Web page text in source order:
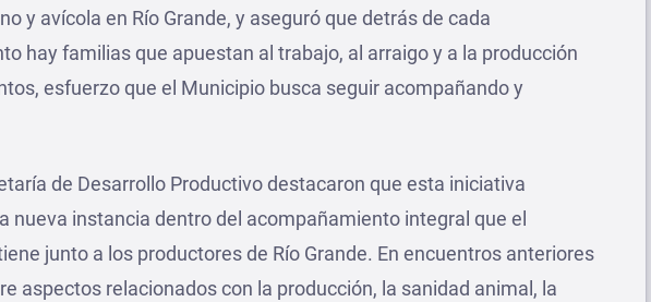
y avícola en Río Grande, y aseguró que detrás de cada
hay familias que apuestan al trabajo, al arraigo y a la producción
esfuerzo que el Municipio busca seguir acompañando y
de Desarrollo Productivo destacaron que esta iniciativa
nueva instancia dentro del acompañamiento integral que el
junto a los productores de Río Grande. En encuentros anteriores
aspectos relacionados con la producción, la sanidad animal, la